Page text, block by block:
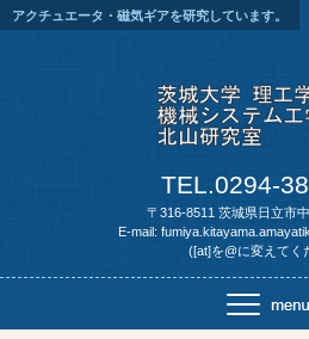
アクチュエータ・磁気ギアを研究しています。
TEL.0294-
〒316-8511 茨城県日立市
E-mail:
([at]を@に変えてく